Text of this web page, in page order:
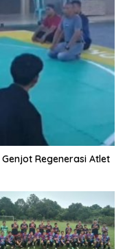
Regenerasi Atlet